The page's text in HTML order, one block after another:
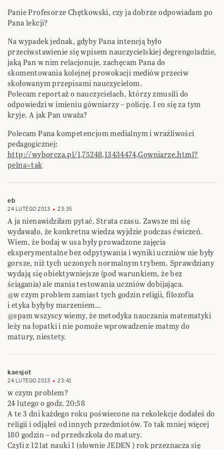
Panie Profesorze Chętkowski, czy ja dobrze odpowiadam po
Pana lekcji?
Na wypadek jednak, gdyby Pana intencją było
przeciwstawienie się wpisem nauczycielskiej degrengoladzie,
jaką Pan w nim relacjonuje, zachęcam Pana do
skomentowania kolejnej prowokacji mediów przeciw
skołowanym przepisami nauczycielom.
Polecam reportaż o nauczycielach, którzy zmusili do
odpowiedzi w imieniu gówniarzy – policję. I co się za tym
kryje. A jak Pan uważa?
Polecam Pana kompetencjom medialnym i wrażliwości
pedagogicznej:
http://wyborcza.pl/1,75248,13434474,Gowniarze.html?
pelna=tak
eb
24 LUTEGO 2013 23:35
A ja nienawidziłam pytać. Strata czasu. Zawsze mi się
wydawało, że konkretna wiedza wyjdzie podczas ćwiczeń.
Wiem, że bodaj w usa były prowadzone zajęcia
eksperymentalne bez odpytywania i wyniki uczniów nie były
gorsze, niż tych uczonych normalnym trybem. Sprawdziany
wydają się obiektywniejsze (pod warunkiem, że bez
ściągania) ale mania testowania uczniów dobijająca.
@w czym problem zamiast tych godzin religii, filozofia
i etyka byłyby marzeniem…
@spam wszyscy wiemy, że metodyka nauczania matematyki
leży na łopatki i nie pomoże wprowadzenie matmy do
matury, niestety.
kaesjot
24 LUTEGO 2013 23:41
w czym problem?
24 lutego o godz. 20:58
A te 3 dni każdego roku poświecone na rekolekcje dodałeś do
religii i odjąłeś od innych przedmiotów. To tak mniej więcej
180 godzin – od przedszkola do matury.
Czyli z 12 lat nauki 1 (słownie JEDEN ) rok przeznacza się